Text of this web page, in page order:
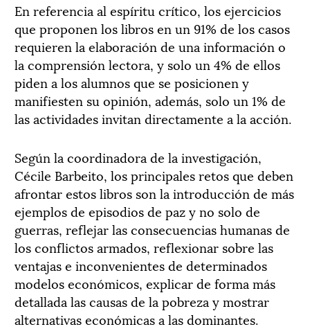
En referencia al espíritu crítico, los ejercicios
que proponen los libros en un 91% de los casos
requieren la elaboración de una información o
la comprensión lectora, y solo un 4% de ellos
piden a los alumnos que se posicionen y
manifiesten su opinión, además, solo un 1% de
las actividades invitan directamente a la acción.
Según la coordinadora de la investigación,
Cécile Barbeito, los principales retos que deben
afrontar estos libros son la introducción de más
ejemplos de episodios de paz y no solo de
guerras, reflejar las consecuencias humanas de
los conflictos armados, reflexionar sobre las
ventajas e inconvenientes de determinados
modelos económicos, explicar de forma más
detallada las causas de la pobreza y mostrar
alternativas económicas a las dominantes.